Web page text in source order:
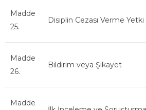
Madde
25.
Disiplin Cezası Verme
Madde
26.
Bildirim veya Şikayet
Madde